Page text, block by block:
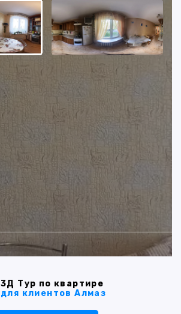
3Д Тур по квартире
для клиентов Алмаз